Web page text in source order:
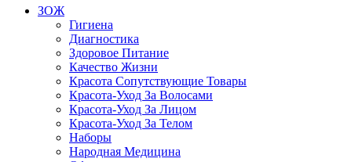
ЗОЖ
Гигиена
Диагностика
Здоровое Питание
Качество Жизни
Красота Сопутствующие Товары
Красота-Уход За Волосами
Красота-Уход За Лицом
Красота-Уход За Телом
Наборы
Народная Медицина